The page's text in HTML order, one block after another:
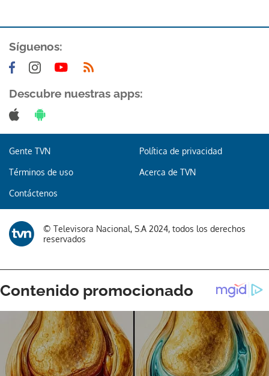
ACEPTAR
Síguenos:
Descubre nuestras apps:
Gente TVN Política de privacidad
Términos de uso Acerca de TVN
Contáctenos
© Televisora Nacional, S.A 2024, todos los derechos
reservados